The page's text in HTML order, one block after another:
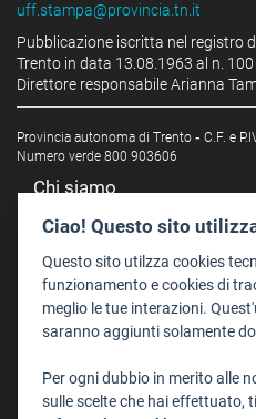
uff.stampa@provincia.tn.it
Pubblicazione iscritta nel registro
Trento in data 13.08.1963 al n. 100
Direttore responsabile Arianna
Provincia autonoma di Trento - C.F. e
Numero verde 800 903606
Chi siamo
Redazione
Staff
Format - Centro Audiovisivi
Trentino Film Commission
Dove Siamo
Struttura di riferimento
Ciao! Questo sito
Questo sito utilzza cookies
funzionamento e cookies di
meglio le tue interazioni.
saranno aggiunti solamente
Per ogni dubbio in merito alle
sulle scelte che hai effettuato,